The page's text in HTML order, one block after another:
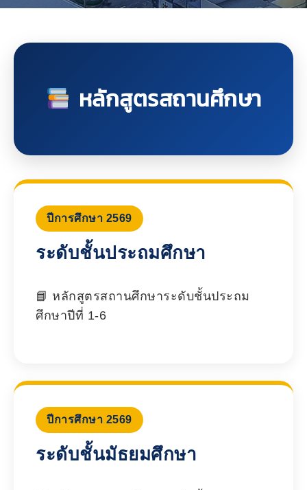
หลักสูตรสถานศึกษา
ปีการศึกษา 2569
ระดับชั้นประถมศึกษา
หลักสูตรสถานศึกษาระดับชั้นประถม
ศึกษาปีที่ 1-6
ปีการศึกษา 2569
ระดับชั้นมัธยมศึกษา